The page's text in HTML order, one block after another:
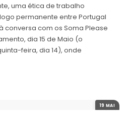
uma ética de trabalho
permanente entre Portugal
conversa com os Soma Please
dia 15 de Maio (o
feira, dia 14), onde
19 MAI